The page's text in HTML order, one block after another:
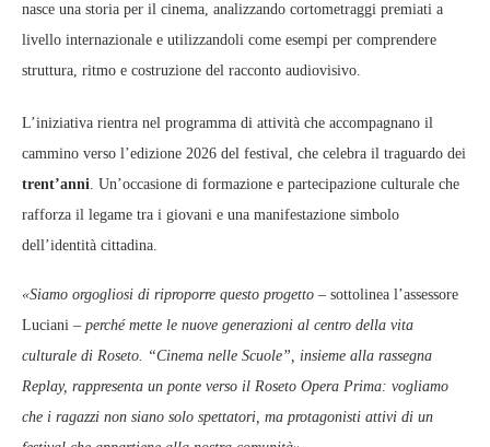
nasce una storia per il cinema, analizzando cortometraggi premiati a
livello internazionale e utilizzandoli come esempi per comprendere
struttura, ritmo e costruzione del racconto audiovisivo.
L’iniziativa rientra nel programma di attività che accompagnano il
cammino verso l’edizione 2026 del festival, che celebra il traguardo dei
trent’anni. Un’occasione di formazione e partecipazione culturale che
rafforza il legame tra i giovani e una manifestazione simbolo
dell’identità cittadina.
«Siamo orgogliosi di riproporre questo progetto – sottolinea l’assessore
Luciani – perché mette le nuove generazioni al centro della vita
culturale di Roseto. “Cinema nelle Scuole”, insieme alla rassegna
Replay, rappresenta un ponte verso il Roseto Opera Prima: vogliamo
che i ragazzi non siano solo spettatori, ma protagonisti attivi di un